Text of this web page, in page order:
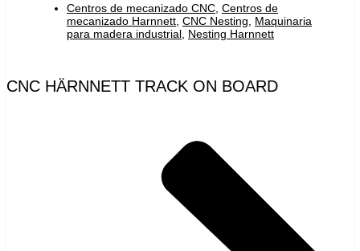
Centros de mecanizado CNC Centros de
mecanizado Harnnett CNC Nesting
Maquinaria
para madera industrial Nesting Harnnett
CNC HÄRNNETT TRACK ON BOARD